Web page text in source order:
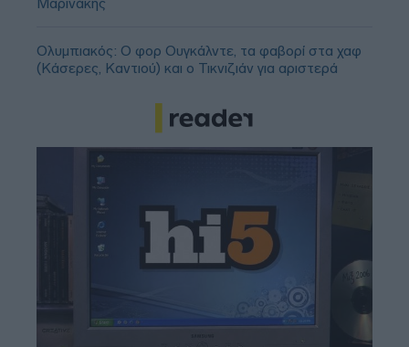
Ολυμπιακός: Ο φορ Ουγκάλντε, τα φαβορί στα χαφ
(Κάσερες, Καντιού) και ο Τικνιζιάν για αριστερά